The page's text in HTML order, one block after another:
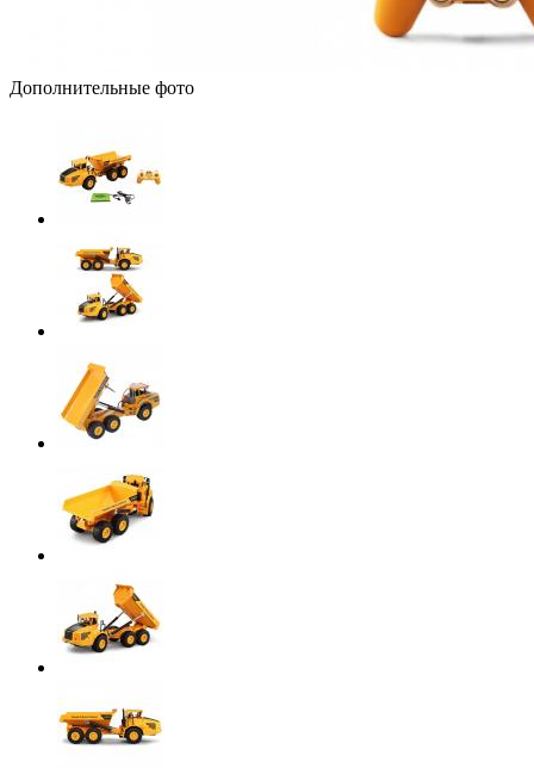
Дополнительные фото